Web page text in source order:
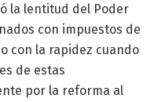
la lentitud del Poder
con impuestos de
con la rapidez cuando
de estas
por la reforma al